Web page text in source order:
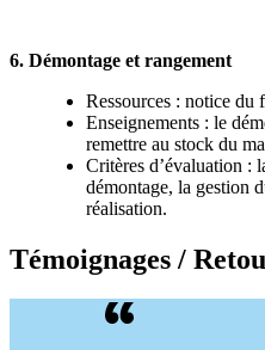
6. Démontage et rangement
Ressources : notice du
Enseignements : le
remettre au stock du
Critères d’évaluation :
démontage, la gestion
réalisation.
Témoignages /